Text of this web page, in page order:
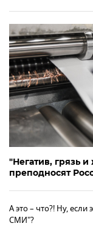
"Негатив, грязь
преподносят
А это – что?! Ну,
СМИ"?